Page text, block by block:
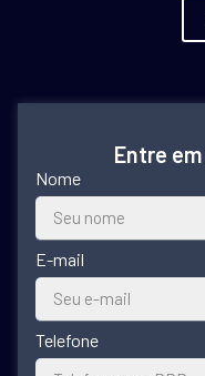
Entre
Nome
E-mail
Telefone